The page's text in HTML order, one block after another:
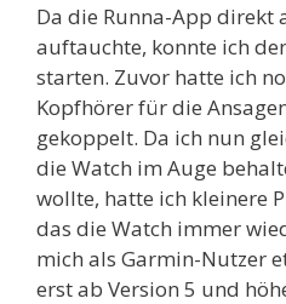
Da die Runna-App direkt
auftauchte, konnte ich
starten. Zuvor hatte ich
Kopfhörer für die
gekoppelt. Da ich nun
die Watch im Auge
wollte, hatte ich kleinere
das die Watch immer
mich als Garmin-Nutzer
erst ab Version 5 und